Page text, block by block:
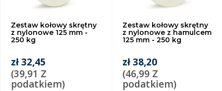
Zestaw kołowy skrętny
z nylonowe 125 mm -
250 kg
zł 32,45
(39,91 Z
podatkiem)
Zestaw kołowy skrętny
z nylonowe z hamulcem
125 mm - 250 kg
zł 38,20
(46,99 Z
podatkiem)